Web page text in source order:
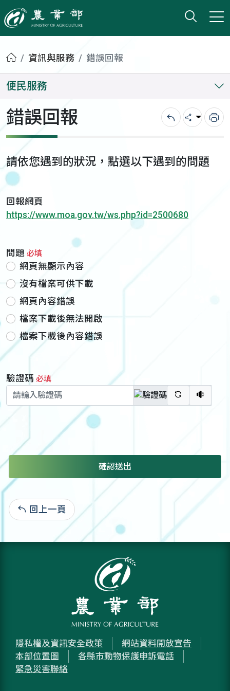
農業部
打開
小版
首頁資訊與服務 錯誤回報
便民服務
錯誤回報 回上一頁
分享 列
請依您遇到的狀況，點選以下遇到的問題
回報網頁
https://www.moa.gov.tw/ws.php?id=2500680
問題 必填
網頁無顯示內容
沒有檔案可供下載
網頁內容錯誤
檔案下載後無法開啟
檔案下載後內容錯誤
驗證碼 必填
驗證碼重新
聽語
確認送出
回上一頁
隱私權及資訊安全政策
網站資料開放宣告
本部位置圖
各縣市動物保護申訴電話
緊急災害聯絡